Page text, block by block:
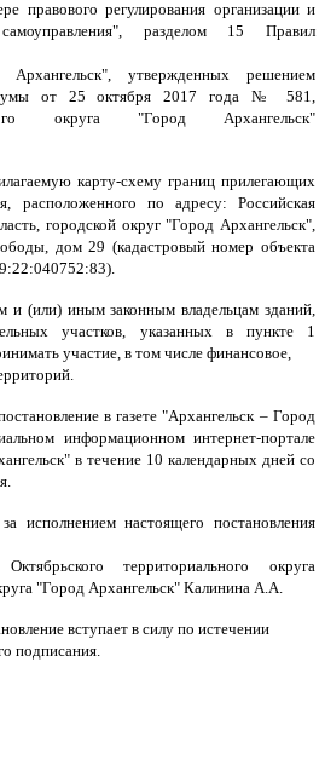
правового регулирования организации и
разделом 15 Правил
Архангельск", утвержденных решением
Думы от 25 октября 2017 года № 581,
округа "Город Архангельск"
карту-схему границ прилегающих
расположенного по адресу: Российская
городской округ "Город Архангельск",
дом 29 (кадастровый номер объекта
и (или) иным законным владельцам зданий,
участков, указанных в пункте 1
участие, в том числе финансовое,
в газете "Архангельск – Город
информационном интернет-портале
в течение 10 календарных дней со
исполнением настоящего постановления
территориального округа
"Город Архангельск" Калинина А.А.
вступает в силу по истечении
подписания.